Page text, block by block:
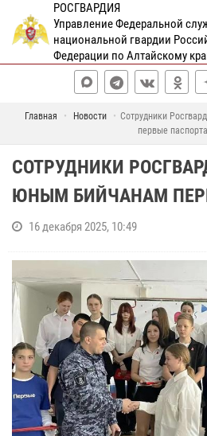
РОСГВАРДИЯ
Управление Федеральной
национальной гвардии
Федерации по Алтайскому
Главная Новости
Сотрудники
первые паспорта
СОТРУДНИКИ
ЮНЫМ БИЙЧАНАМ
16 декабря 2025, 10:49